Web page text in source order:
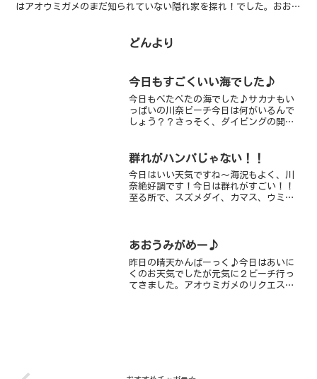
はアオウミガメのまだ知られていない隠れ家を探れ！でした。おおよ
どんより
今日もすごくいい海でした♪
今日もべたべたの海でした♪サカナもい
っぱいの川奈ビーチ今日は何がいるんで
しょう？？さっそく、ダイビングの開始
です♪砂の巻き上げに注意です！その他
群れがハンパじゃない！！
今日はいい天気ですね～海況もよく、川
奈絶好調です！今日は群れがすごい！！
至る所で、スズメダイ、カマス、ウミタ
ビーチ奥には、アカオビハ...
あおうみがめー♪
昨日の晴天かんばーっく♪今日はあいに
くのお天気でしたが元気に２ビーチ行っ
てきました。アオウミガメのリクエスト